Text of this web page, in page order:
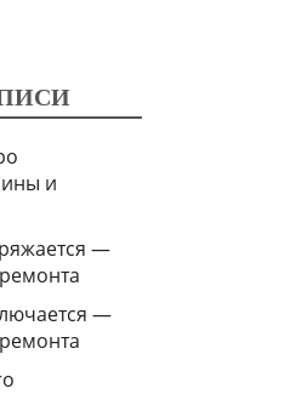
и
—
—